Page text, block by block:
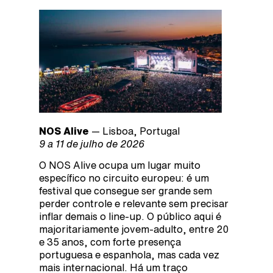
NOS Alive — Lisboa, Portugal
9 a 11 de julho de 2026
O NOS Alive ocupa um lugar muito
específico no circuito europeu: é um
festival que consegue ser grande sem
perder controle e relevante sem precisar
inflar demais o line-up. O público aqui é
majoritariamente jovem-adulto, entre 20
e 35 anos, com forte presença
portuguesa e espanhola, mas cada vez
mais internacional. Há um traço